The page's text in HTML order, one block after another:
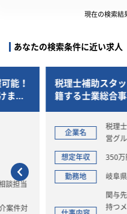
現在の検索結
あなたの検索条件に近い求人
能！
ま
談担当
案件対
税理士補助スタ
籍する士業総合事
企業名
税理
営グ
想定年収
350
勤務地
岐阜
関与
持つ